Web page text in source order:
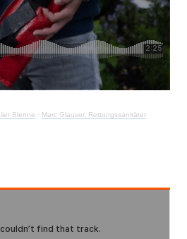
Bienne · Marc Glauser, Rettungssanitäter